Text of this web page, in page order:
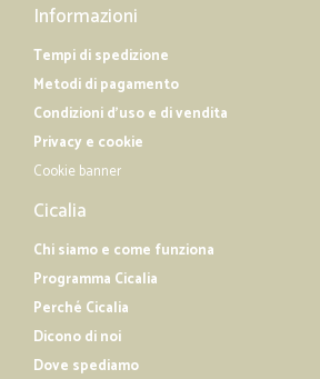
Informazioni
Tempi di spedizione
Metodi di pagamento
Condizioni d'uso e di vendita
Privacy e cookie
Cookie banner
Cicalia
Chi siamo e come funziona
Programma Cicalia
Perché Cicalia
Dicono di noi
Dove spediamo